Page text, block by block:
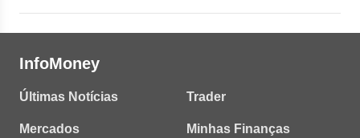
InfoMoney
Últimas Notícias
Mercados
Trader
Minhas Finanças